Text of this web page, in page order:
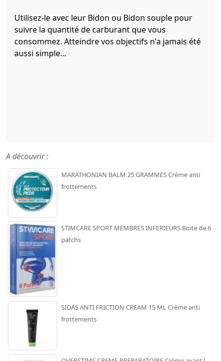
Utilisez-le avec leur Bidon ou Bidon souple pour
suivre la quantité de carburant que vous
consommez. Atteindre vos objectifs n'a jamais été
aussi simple...
A découvrir :
MARATHONIAN BALM 25 GRAMMES Crème anti
frottements
STIMCARE SPORT MEMBRES INFERIEURS Boite de 6
patchs
SIDAS ANTI FRICTION CREAM 15 ML Crème anti
frottements